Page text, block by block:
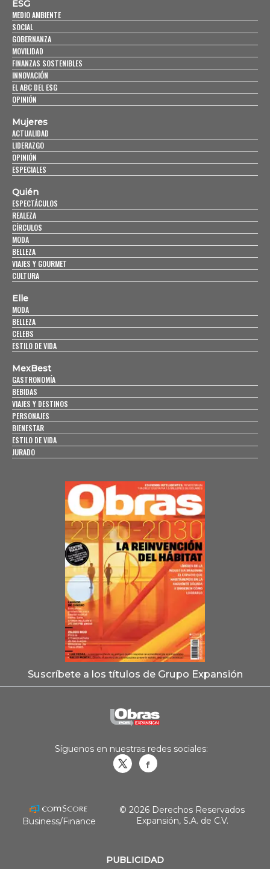
ESG
MEDIO AMBIENTE
SOCIAL
GOBERNANZA
MOVILIDAD
FINANZAS SOSTENIBLES
INNOVACIÓN
EL ABC DEL ESG
OPINIÓN
Mujeres
ACTUALIDAD
LIDERAZGO
OPINIÓN
ESPECIALES
Quién
ESPECTÁCULOS
REALEZA
CÍRCULOS
MODA
BELLEZA
VIAJES Y GOURMET
CULTURA
Elle
MODA
BELLEZA
CELEBS
ESTILO DE VIDA
MexBest
GASTRONOMÍA
BEBIDAS
VIAJES Y DESTINOS
PERSONAJES
BIENESTAR
ESTILO DE VIDA
JURADO
Suscríbete a los títulos de Grupo Expansión
PUBLICIDAD
Síguenos en nuestras redes sociales:
Business/Finance
© 2026 Derechos Reservados
Expansión, S.A. de C.V.